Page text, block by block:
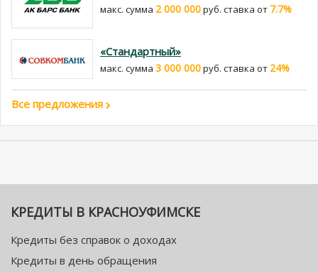
макс. сумма 2 000 000руб. cтавка от 7.7%
«Стандартный»
макс. сумма 3 000 000руб. cтавка от 24%
Все предложения
КРЕДИТЫ В КРАСНОУФИМСКЕ
Кредиты без справок о доходах
Кредиты в день обращения